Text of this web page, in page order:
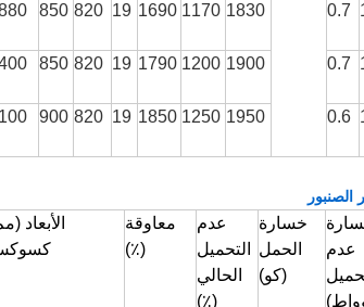
0.7
1830
1170
1690
19
820
850
0.7
1900
1200
1790
19
820
850
0.6
1950
1250
1850
19
820
900
عدم
خسارة
الحمل
(كو)
عدم
التحميل
الحالي
(٪)
معاوقة
(٪)
الأبعاد